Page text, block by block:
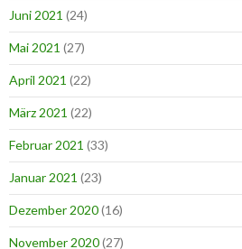
Juni 2021 (24)
Mai 2021 (27)
April 2021 (22)
März 2021 (22)
Februar 2021 (33)
Januar 2021 (23)
Dezember 2020(16)
November 2020(27)